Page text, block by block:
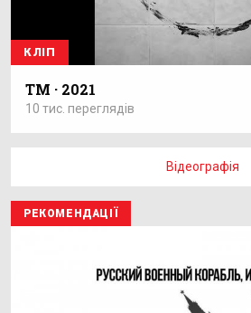
КЛІП
ТМ · 2021
10 тис. переглядів
Відеографія
РЕКОМЕНДАЦІЇ